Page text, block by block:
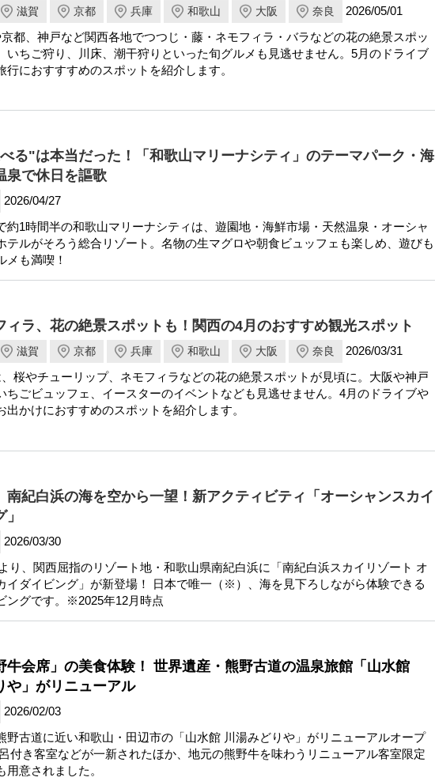
滋賀 京都 兵庫 和歌山 大阪 奈良
2026/05/01
都、神戸など関西各地でつつじ・藤・ネモフィラ・バラなどの花の絶景スポッ
いちご狩り、川床、潮干狩りといった旬グルメも見逃せません。5月のドライブ
行におすすすめのスポットを紹介します。
る"は本当だった！「和歌山マリーナシティ」のテーマパーク・海
泉で休日を謳歌
2026/04/27
約1時間半の和歌山マリーナシティは、遊園地・海鮮市場・天然温泉・オーシャ
テルがそろう総合リゾート。名物の生マグロや朝食ビュッフェも楽しめ、遊びも
メも満喫！
ィラ、花の絶景スポットも！関西の4月のおすすめ観光スポット
滋賀 京都 兵庫 和歌山 大阪 奈良
2026/03/31
桜やチューリップ、ネモフィラなどの花の絶景スポットが見頃に。大阪や神戸
ちごビュッフェ、イースターのイベントなども見逃せません。4月のドライブや
出かけにおすすめのスポットを紹介します。
南紀白浜の海を空から一望！新アクティビティ「オーシャンスカイ
2026/03/30
り、関西屈指のリゾート地・和歌山県南紀白浜に「南紀白浜スカイリゾート オ
イダイビング」が新登場！ 日本で唯一（※）、海を見下ろしながら体験できる
ングです。※2025年12月時点
牛会席」の美食体験！ 世界遺産・熊野古道の温泉旅館「山水館
や」がリニューアル
2026/02/03
野古道に近い和歌山・田辺市の「山水館 川湯みどりや」がリニューアルオープ
付き客室などが一新されたほか、地元の熊野牛を味わうリニューアル客室限定
用意されました。